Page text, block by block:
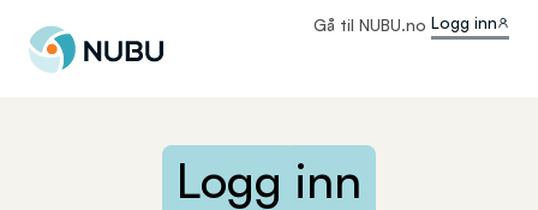
Til forsiden Gå til NUBU.no Logg inn
Logg inn